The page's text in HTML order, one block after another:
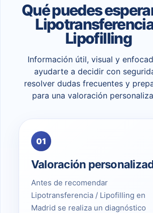
Qué puedes
Lipofilling
Información útil, visual y
ayudarte a decidir con
resolver dudas frecuentes y
para una valoración
01
Valoración
Antes de recomendar
Lipotransferencia / Lipofilling en
Madrid se realiza un diagnóstico